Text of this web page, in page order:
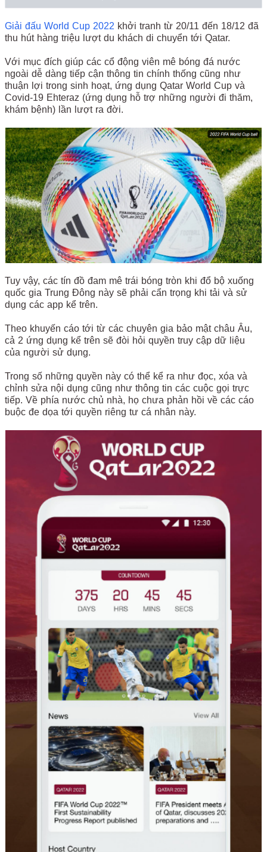
Giải đấu World Cup 2022 khởi tranh từ 20/11 đến 18/12 đã
thu hút hàng triệu lượt du khách di chuyển tới Qatar.
Với mục đích giúp các cổ động viên mê bóng đá nước
ngoài dễ dàng tiếp cận thông tin chính thống cũng như
thuận lợi trong sinh hoạt, ứng dụng Qatar World Cup và
Covid-19 Ehteraz (ứng dụng hỗ trợ những người đi thăm,
khám bệnh) lần lượt ra đời.
Tuy vậy, các tín đồ đam mê trái bóng tròn khi đổ bộ xuống
quốc gia Trung Đông này sẽ phải cẩn trọng khi tải và sử
dụng các app kể trên.
Theo khuyến cáo tới từ các chuyên gia bảo mật châu Âu,
cả 2 ứng dụng kể trên sẽ đòi hỏi quyền truy cập dữ liệu
của người sử dụng.
Trong số những quyền này có thể kể ra như đọc, xóa và
chỉnh sửa nội dụng cũng như thông tin các cuộc gọi trực
tiếp. Về phía nước chủ nhà, họ chưa phản hồi về các cáo
buộc đe dọa tới quyền riêng tư cá nhân này.